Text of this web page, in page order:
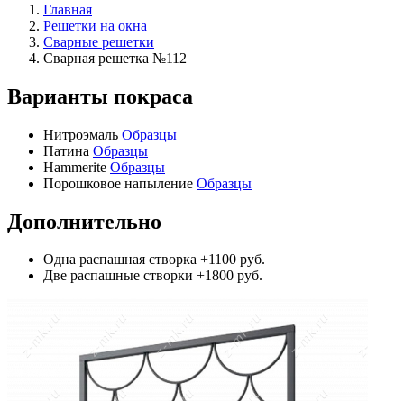
Главная
Решетки на окна
Сварные решетки
Сварная решетка №112
Варианты покраса
Нитроэмаль Образцы
Патина Образцы
Hammerite Образцы
Порошковое напыление Образцы
Дополнительно
Одна распашная створка +1100 руб.
Две распашные створки +1800 руб.